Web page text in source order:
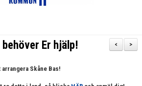
>
<
Er hjälp!
Skåne Bas!